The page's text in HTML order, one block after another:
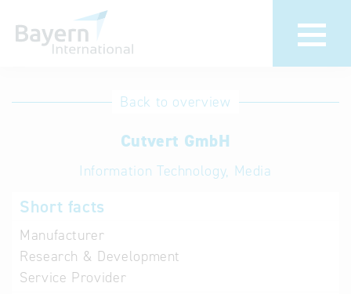
International
Hotline
Help for search
Terms of use
Back to overview
Cutvert GmbH
Information Technology, Media
Short facts
Manufacturer
Research & Development
Service Provider